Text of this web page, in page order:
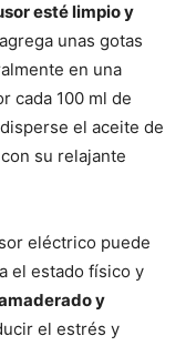
esté limpio y
unas gotas
en una
cada 100 ml de
el aceite de
su relajante
eléctrico puede
el estado físico y
y
el estrés y